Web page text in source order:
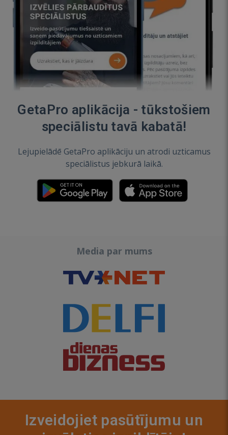
GetaPro aplikācija - tūkstošiem
speciālistu tavā kabatā!
Lejupielādē GetaPro aplikāciju un atrodi uzticamus
speciālistus jebkurā laikā.
Media par mums
Izveidojiet pasūtījumu un